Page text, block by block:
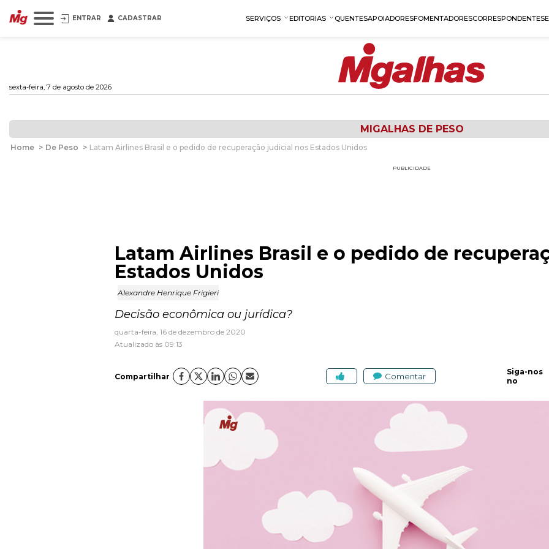
ENTRAR CADASTRAR SERVIÇOS EDITORIAS QUENTESAPOIADORESFOMENTADORESCORRESPONDENTES
sexta-feira, 7 de agosto de 2026
MIGALHAS DE PESO
Home > De Peso > Latam Airlines Brasil e o pedido de recuperação judicial nos Estados Unidos
PUBLICIDADE
Latam Airlines Brasil e o pedido de
Estados Unidos
Alexandre Henrique Frigieri
Decisão econômica ou jurídica?
quarta-feira, 16 de dezembro de 2020
Atualizado às 09:13
Compartilhar Comentar
Siga-nos
no